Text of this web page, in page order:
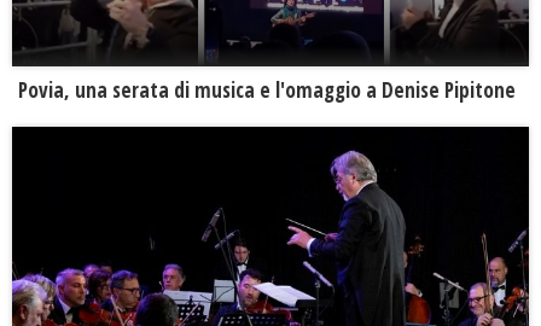
Povia, una serata di musica e l'omaggio a Denise Pipitone